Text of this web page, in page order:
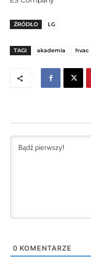
ŹRÓDŁO LG
TAGI akademia hvac
0 KOMENTARZE